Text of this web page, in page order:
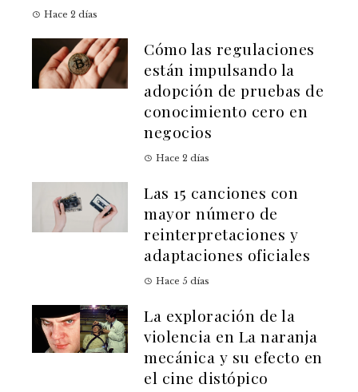
Hace 2 días
Cómo las regulaciones
están impulsando la
adopción de pruebas de
conocimiento cero en
negocios
Hace 2 días
Las 15 canciones con
mayor número de
reinterpretaciones y
adaptaciones oficiales
Hace 5 días
La exploración de la
violencia en La naranja
mecánica y su efecto en
el cine distópico